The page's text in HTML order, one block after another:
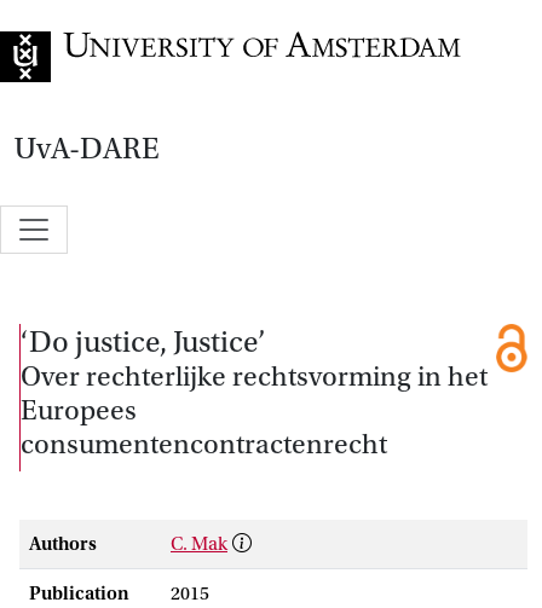
UvA-DARE
‘Do justice, Justice’
Over rechterlijke rechtsvorming in het
Europees
consumentencontractenrecht
Authors C. Mak
Publication
2015